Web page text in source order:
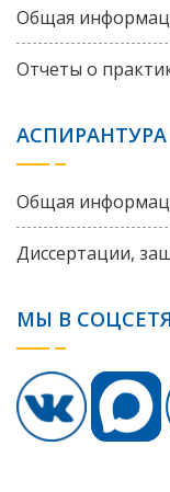
Общая
Отчеты о
АСПИРАНТУРА
Общая
Диссертации,
МЫ В